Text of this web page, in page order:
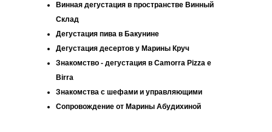
Винная дегустация в пространстве Винный
Склад
Дегустация пива в Бакунине
Дегустация десертов у Марины Круч
Знакомство - дегустация в Camorra Pizza e
Birra
Знакомства с шефами и управляющими
Cопровождение от Марины Абудихиной